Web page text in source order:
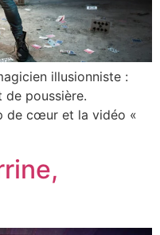
illusionniste :
de poussière.
de cœur et la vidéo «